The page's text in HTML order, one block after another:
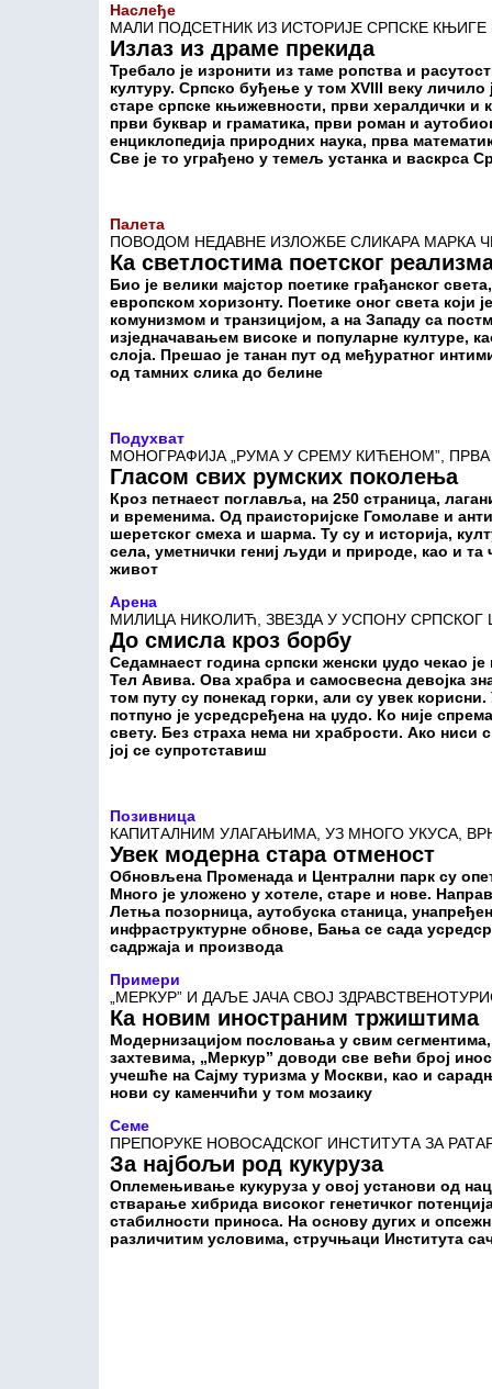
Наслеђе
МАЛИ ПОДСЕТНИК ИЗ ИСТОРИЈЕ СРПСКЕ КЊИГЕ
Излаз из драме прекида
Требало је изронити из таме ропства и
културу. Српско буђење у том XVIII веку
старе српске књижевности, први хералдички
први буквар и граматика, први роман и
енциклопедија природних наука, прва
Све је то уграђено у темељ устанка и васкрса
Палета
ПОВОДОМ НЕДАВНЕ ИЗЛОЖБЕ СЛИКАРА МАРКА
Ка светлостима поетског
Био је велики мајстор поетике грађанског
европском хоризонту. Поетике оног света који
комунизмом и транзицијом, а на Западу са
изједначавањем високе и популарне културе,
слоја. Прешао је танан пут од међуратног
од тамних слика до белине
Подухват
МОНОГРАФИЈА „РУМА У СРЕМУ КИЋЕНОМ”,
Гласом свих румских поколења
Кроз петнаест поглавља, на 250 страница,
и временима. Од праисторијске Гомолаве и
шеретског смеха и шарма. Ту су и историја,
села, уметнички гениј људи и природе, као и
живот
Арена
МИЛИЦА НИКОЛИЋ, ЗВЕЗДА У УСПОНУ СРПСКОГ
До смисла кроз борбу
Седамнаест година српски женски џудо чекао
Тел Авива. Ова храбра и самосвесна девојка
том путу су понекад горки, али су увек
потпуно је усредсређена на џудо. Ко није
свету. Без страха нема ни храбрости. Ако ниси
јој се супротставиш
Позивница
КАПИТАЛНИМ УЛАГАЊИМА, УЗ МНОГО УКУСА,
Увек модерна стара отменост
Обновљена Променада и Централни парк су
Много је уложено у хотеле, старе и нове.
Летња позорница, аутобуска станица,
инфраструктурне обнове, Бања се сада
садржаја и производа
Примери
„МЕРКУР” И ДАЉЕ ЈАЧА СВОЈ
Ка новим иностраним тржиштима
Модернизацијом пословања у свим
захтевима, „Меркур” доводи све већи број
учешће на Сајму туризма у Москви, као и
нови су каменчићи у том мозаику
Семе
ПРЕПОРУКЕ НОВОСАДСКОГ ИНСТИТУТА ЗА
За најбољи род кукуруза
Оплемењивање кукуруза у овој установи од
стварање хибрида високог генетичког
стабилности приноса. На основу дугих и
различитим условима, стручњаци Института